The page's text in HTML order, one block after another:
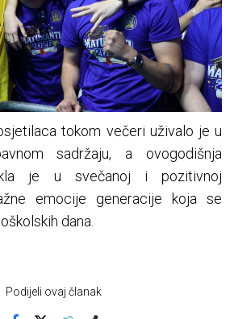
tokom večeri uživalo je u
sadržaju, a ovogodišnja
je u svečanoj i pozitivnoj
emocije generacije koja se
dana.
Podijeli ovaj članak